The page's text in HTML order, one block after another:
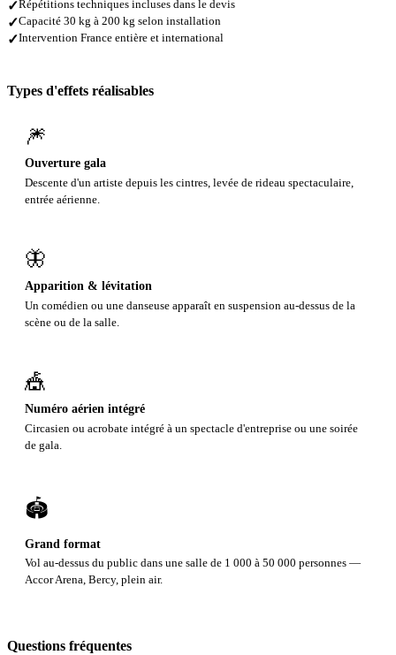
✓Répétitions techniques incluses dans le devis
✓Capacité 30 kg à 200 kg selon installation
✓Intervention France entière et international
Types d'effets réalisables
🎆
Ouverture gala
Descente d'un artiste depuis les cintres, levée de rideau spectaculaire,
entrée aérienne.
🦋
Apparition & lévitation
Un comédien ou une danseuse apparaît en suspension au-dessus de la
scène ou de la salle.
🎪
Numéro aérien intégré
Circasien ou acrobate intégré à un spectacle d'entreprise ou une soirée
de gala.
🏟️
Grand format
Vol au-dessus du public dans une salle de 1 000 à 50 000 personnes —
Accor Arena, Bercy, plein air.
Questions fréquentes